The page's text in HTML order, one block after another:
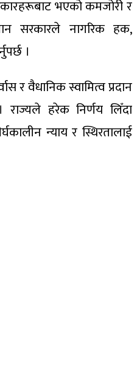
भएको कमजोरी र
सरकारले नागरिक हक,
।
र वैधानिक स्वामित्व प्रदान
राज्यले हरेक निर्णय लिँदा
न्याय र स्थिरतालाई